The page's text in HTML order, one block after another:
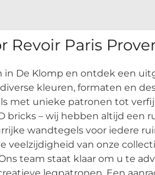
Revoir Paris
in De Klomp en ontdek een
kleuren, formaten en
met unieke patronen tot
bricks – wij hebben altijd een
wandtegels voor iedere
veelzijdigheid van onze
team staat klaar om u te